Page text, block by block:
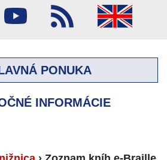
PONUKA
INFORMÁCIE